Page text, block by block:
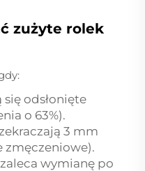
zużyte rolek
się odsłonięte
o 63%).
3 mm
zmęczeniowe).
wymianę po